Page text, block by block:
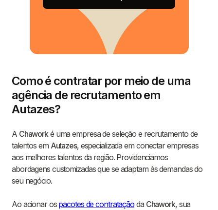
Como é contratar por meio de uma
agência de recrutamento em
Autazes?
A Chaworké uma empresa de seleção e recrutamento de
talentos em Autazes, especializada em conectar empresas
aos melhores talentos da região. Providenciamos
abordagens customizadas que se adaptam às demandas do
seu negócio.
Ao acionar os pacotes de contratação da Chawork, sua